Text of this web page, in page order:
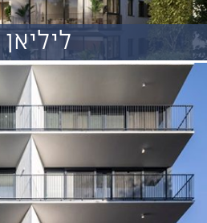
ליליאן 6